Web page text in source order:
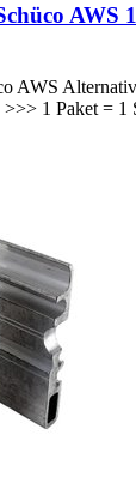
AWS
AWS
1 Paket = 1